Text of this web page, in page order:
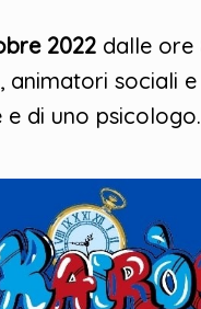
2022 dalle ore
sociali
e di uno psicologo.